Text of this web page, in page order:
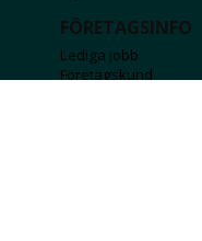
FÖRETAGSINFO
Lediga jobb
Företagskund